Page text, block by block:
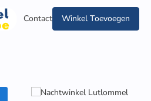
Contact Winkel Toevoegen